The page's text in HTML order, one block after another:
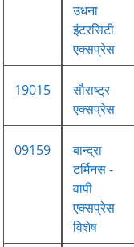
उधना
इंटरसिटी
एक्सप्रेस
19015
सौराष्ट्र
एक्सप्रेस
09159
बान्द्रा
टर्मिनस -
वापी
एक्सप्रेस
विशेष